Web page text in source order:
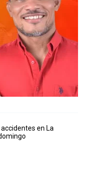
en La